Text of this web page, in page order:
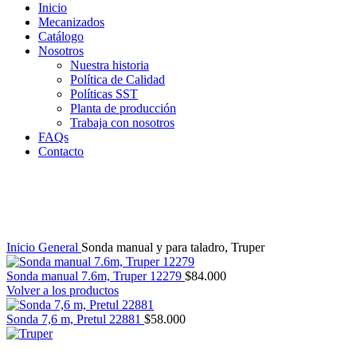
Inicio
Mecanizados
Catálogo
Nosotros
Nuestra historia
Política de Calidad
Políticas SST
Planta de producción
Trabaja con nosotros
FAQs
Contacto
Inicio General Sonda manual y para taladro, Truper
Sonda manual 7.6m, Truper 12279 $84.000
Volver a los productos
Sonda 7,6 m, Pretul 22881 $58.000